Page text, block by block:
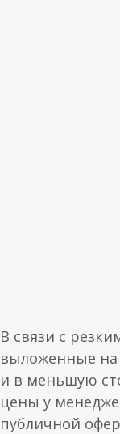
В связи с
выложенные на
и в меньшую
цены у
публичной